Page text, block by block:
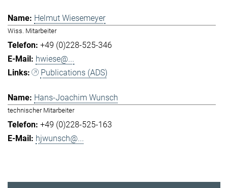
Helmut Wiesemeyer
Wiss. Mitarbeiter
+49 (0)228-525-346
hwiese@...
Publications (ADS)
Hans-Joachim Wunsch
technischer Mitarbeiter
+49 (0)228-525-163
hjwunsch@...